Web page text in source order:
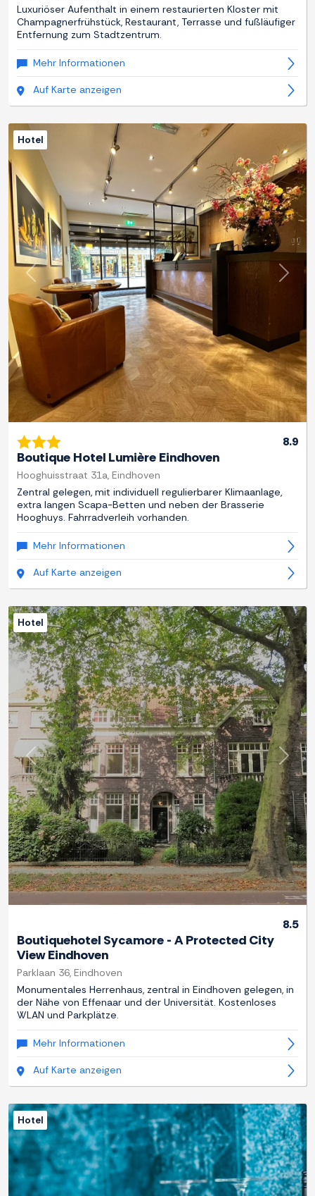
Luxuriöser Aufenthalt in einem restaurierten Kloster mit
Champagnerfrühstück, Restaurant, Terrasse und fußläufiger
Entfernung zum Stadtzentrum.
Mehr Informationen
Auf Karte anzeigen
Zurück
Hotel
8.9
Boutique Hotel Lumière Eindhoven
Hooghuisstraat 31a, Eindhoven
Zentral gelegen, mit individuell regulierbarer Klimaanlage,
extra langen Scapa-Betten und neben der Brasserie
Hooghuys. Fahrradverleih vorhanden.
Mehr Informationen
Auf Karte anzeigen
Zurück
Hotel
8.5
Boutiquehotel Sycamore - A Protected City
View Eindhoven
Parklaan 36, Eindhoven
Monumentales Herrenhaus, zentral in Eindhoven gelegen, in
der Nähe von Effenaar und der Universität. Kostenloses
WLAN und Parkplätze.
Mehr Informationen
Auf Karte anzeigen
Hotel